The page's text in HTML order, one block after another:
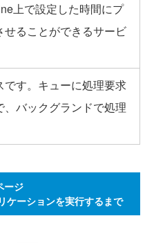
上で設定した時間にプ
せることができるサービ
です。キューに処理要求
、バックグランドで処理
ージ
ーションを実行するまで